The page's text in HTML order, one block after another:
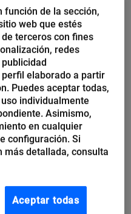
producto a un
el fin de testar la
bueno, y además
con el tiempo dar el
propia.
suelen acumular
disponer de suficiente
profesionales
y de equipos de
legal, financiero,
función de la sección,
web que estés
terceros con fines
redes
elaborado a partir
Puedes aceptar todas,
individualmente
Asimismo,
en cualquier
configuración. Si
detallada, consulta
Aceptar todas